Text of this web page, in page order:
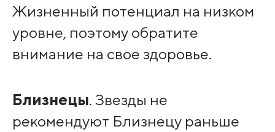
Жизненный потенциал на низком
уровне, поэтому обратите
внимание на свое здоровье.
Близнецы. Звезды не
рекомендуют Близнецу раньше